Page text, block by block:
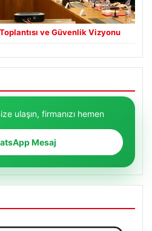
ve Güvenlik Vizyonu
ulaşın, firmanızı hemen
Mesaj